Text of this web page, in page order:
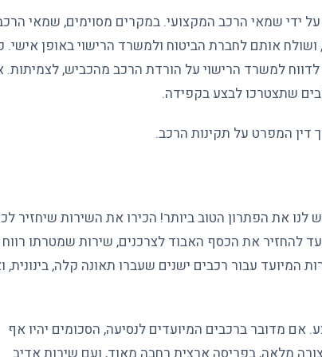
העבודה תיעשה על ידי שמאי הרכב המקצועי. במקרים מסוימים, שמאי
אותם לחברת הביטוח ולמשרד הרישוי באופן אישי.
למשרד הרישוי על הורדת הרכב מהכביש, לצמיתות.
שתצטרכו לבצע בקפידה.
דין המפרט על תקינות הרכב.
את הפתרון הטוב ביותר! הכירו את השירות שיחזיר
להחזיר את הכסף האבוד לצרכנים, שירות שמטרתו רווח
המיועד עבור רכבים ישנים שעברו תאונה קלה, בינונית,
תוכלו לקבל סכום שנע בין 500-5,000₪ בממוצע. אם מדובר ברכבים המיועדים לנסיעה, הסכומים יהיו אף